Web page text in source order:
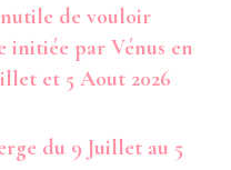
de vouloir
initiée par Vénus en
et 5 Aout 2026
du 9 Juillet au 5